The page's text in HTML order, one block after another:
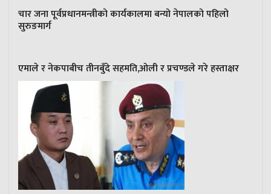
चार जना पूर्वप्रधानमन्त्रीको कार्यकालमा बन्यो नेपालको पहिलो
सुरुङमार्ग
एमाले र नेकपाबीच तीनबुँदे सहमति,ओली र प्रचण्डले गरे हस्ताक्षर